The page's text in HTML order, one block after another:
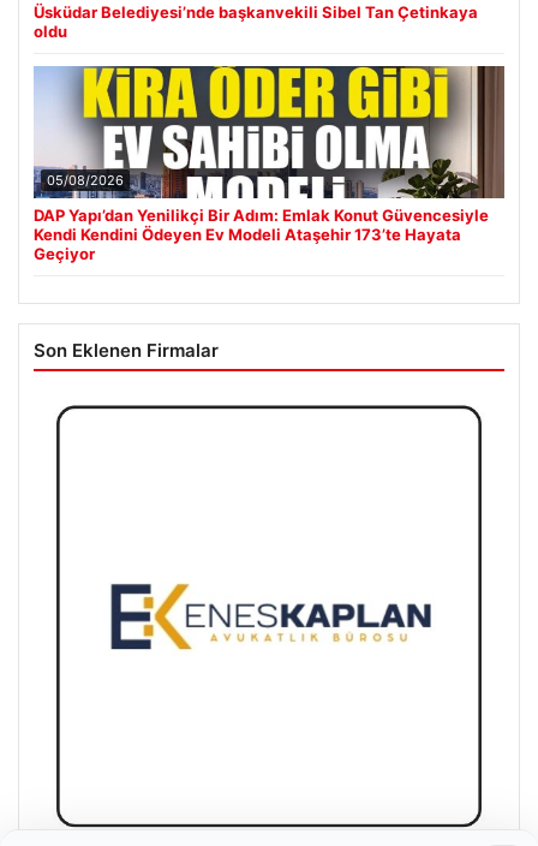
Üsküdar Belediyesi’nde başkanvekili Sibel Tan Çetinkaya
oldu
05/08/2026
DAP Yapı’dan Yenilikçi Bir Adım: Emlak Konut Güvencesiyle
Kendi Kendini Ödeyen Ev Modeli Ataşehir 173’te Hayata
Geçiyor
Son Eklenen Firmalar